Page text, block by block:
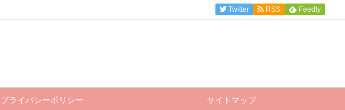
プライバシーポリシー サイトマップ
Twitter RSS Feedly